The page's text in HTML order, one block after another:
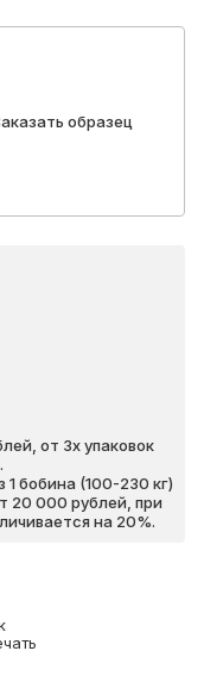
образец
от 3х упаковок
бобина (100-230 кг)
20 000 рублей, при
на 20%.